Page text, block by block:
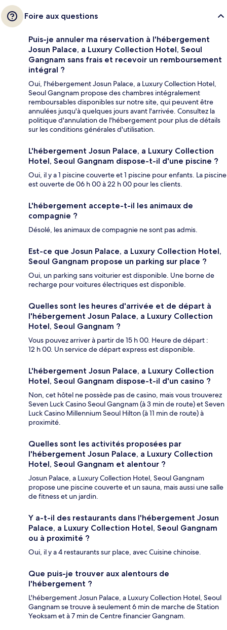
Foire aux questions
Puis-je annuler ma réservation à l'hébergement
Josun Palace, a Luxury Collection Hotel, Seoul
Gangnam sans frais et recevoir un remboursement
intégral ?
Oui, l'hébergement Josun Palace, a Luxury Collection Hotel,
Seoul Gangnam propose des chambres intégralement
remboursables disponibles sur notre site, qui peuvent être
annulées jusqu'à quelques jours avant l'arrivée. Consultez la
politique d'annulation de l'hébergement pour plus de détails
sur les conditions générales d'utilisation.
L'hébergement Josun Palace, a Luxury Collection
Hotel, Seoul Gangnam dispose-t-il d'une piscine ?
Oui, il y a 1 piscine couverte et 1 piscine pour enfants. La piscine
est ouverte de 06 h 00 à 22 h 00 pour les clients.
L'hébergement accepte-t-il les animaux de
compagnie ?
Désolé, les animaux de compagnie ne sont pas admis.
Est-ce que Josun Palace, a Luxury Collection Hotel,
Seoul Gangnam propose un parking sur place ?
Oui, un parking sans voiturier est disponible. Une borne de
recharge pour voitures électriques est disponible.
Quelles sont les heures d'arrivée et de départ à
l'hébergement Josun Palace, a Luxury Collection
Hotel, Seoul Gangnam ?
Vous pouvez arriver à partir de 15 h 00. Heure de départ :
12 h 00. Un service de départ express est disponible.
L'hébergement Josun Palace, a Luxury Collection
Hotel, Seoul Gangnam dispose-t-il d'un casino ?
Non, cet hôtel ne possède pas de casino, mais vous trouverez
Seven Luck Casino Seoul Gangnam (à 3 min de route) et Seven
Luck Casino Millennium Seoul Hilton (à 11 min de route) à
proximité.
Quelles sont les activités proposées par
l'hébergement Josun Palace, a Luxury Collection
Hotel, Seoul Gangnam et alentour ?
Josun Palace, a Luxury Collection Hotel, Seoul Gangnam
propose une piscine couverte et un sauna, mais aussi une salle
de fitness et un jardin.
Y a-t-il des restaurants dans l'hébergement Josun
Palace, a Luxury Collection Hotel, Seoul Gangnam
ou à proximité ?
Oui, il y a 4 restaurants sur place, avec Cuisine chinoise.
Que puis-je trouver aux alentours de
l'hébergement ?
L'hébergement Josun Palace, a Luxury Collection Hotel, Seoul
Gangnam se trouve à seulement 6 min de marche de Station
Yeoksam et à 7 min de Centre financier Gangnam.